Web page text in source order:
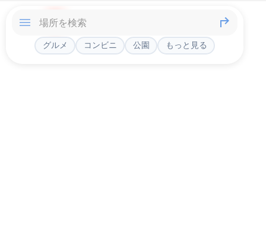
グルメ コンビニ 公園 もっと見る